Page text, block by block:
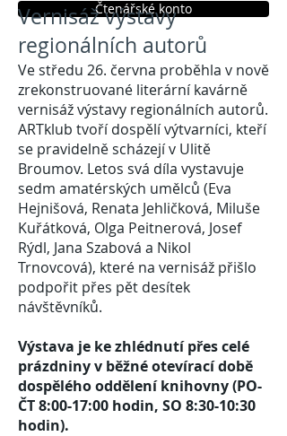
Čtenářské konto
Vernisáž výstavy
regionálních autorů
Ve středu 26. června proběhla v nově
zrekonstruované literární kavárně
vernisáž výstavy regionálních autorů.
ARTklub tvoří dospělí výtvarníci, kteří
se pravidelně scházejí v Ulitě
Broumov. Letos svá díla vystavuje
sedm amatérských umělců (Eva
Hejnišová, Renata Jehličková, Miluše
Kuřátková, Olga Peitnerová, Josef
Rýdl, Jana Szabová a Nikol
Trnovcová), které na vernisáž přišlo
podpořit přes pět desítek
návštěvníků.
Výstava je ke zhlédnutí přes celé
prázdniny v běžné otevírací době
dospělého oddělení knihovny (PO-
ČT 8:00-17:00 hodin, SO 8:30-10:30
hodin).